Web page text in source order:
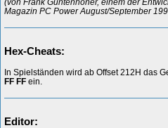
Magazin PC Power August/September
Hex-Cheats:
In Spielständen wird ab Offset 212H das
FF FF ein.
Editor: